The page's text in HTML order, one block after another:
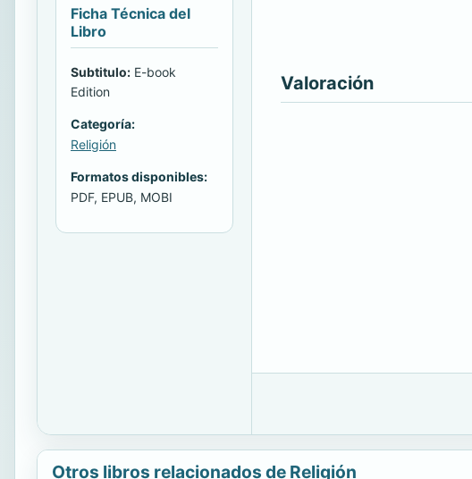
Ficha Técnica del
Libro
Subtitulo: E-book
Edition
Categoría:
Religión
Formatos disponibles:
PDF, EPUB, MOBI
Valoración
Otros libros relacionados de Religión